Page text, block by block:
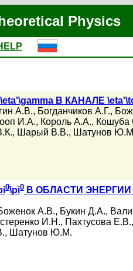
Physics
В КАНАЛЕ
А.В., Богданчиков А.Г.,
И.А., Король А.А., Кошуба
, Шарый В.В., Шатунов
0\pi0 В ОБЛАСТИ ЭНЕРГИИ
А.В., Букин Д.А.,
И.Н., Пахтусова Е.В.,
, Шатунов Ю.М.